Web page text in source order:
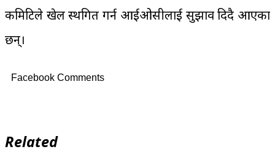
कमिटिले खेल स्थगित गर्न आईओसीलाई सुझाव दिदै आएका
छन्।
Facebook Comments
Related